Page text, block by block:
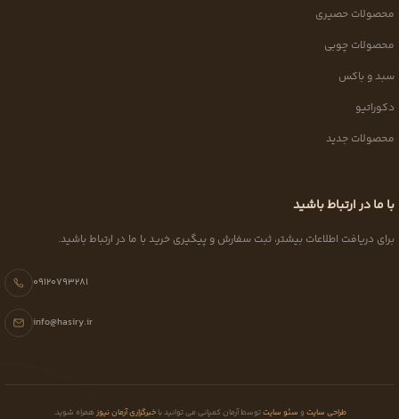
محصولات حصیری
محصولات چوبی
سبد و باکس
دکوراتیو
محصولات جدید
با ما در ارتباط باشید
برای دریافت اطلاعات بیشتر، ثبت سفارش و پیگیری خرید با ما در ارتباط باشید.
09120793281
info@hasiry.ir
طراحی سایت و سئو سایتتوسط آرمان کمپانی می توانید باخبرگزاری آرمان نیوز همراه شوید.